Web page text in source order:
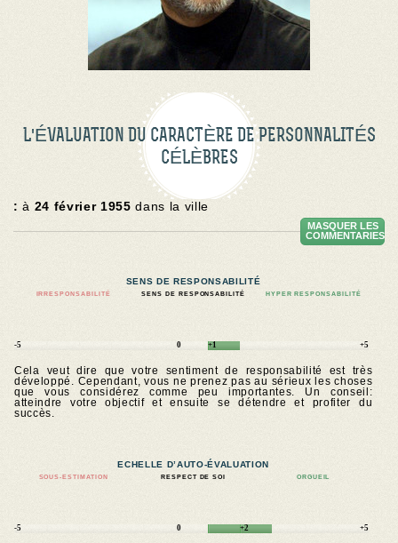
L'ÉVALUATION DU CARACTÈRE DE PERSONNALITÉS
CÉLÈBRES
:à 24 février 1955 dans la ville
MASQUER LES
COMMENTARIES
SENS DE RESPONSABILITÉ
IRRESPONSABILITÉ SENS DE RESPONSABILITÉ HYPER RESPONSABILITÉ
-5 0 +1 +5
Cela veut dire que votre sentiment de responsabilité est très
développé. Cependant, vous ne prenez pas au sérieux les choses
que vous considérez comme peu importantes. Un conseil:
atteindre votre objectif et ensuite se détendre et profiter du
succès.
ECHELLE D’AUTO-ÉVALUATION
SOUS-ESTIMATION RESPECT DE SOI ORGUEIL
-5 0 +2 +5